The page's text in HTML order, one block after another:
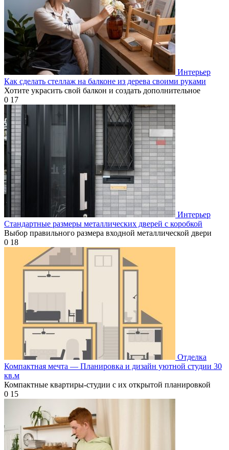
Интерьер
Как сделать стеллаж на балконе из дерева своими руками
Хотите украсить свой балкон и создать дополнительное
0 17
Интерьер
Стандартные размеры металлических дверей с коробкой
Выбор правильного размера входной металлической двери
0 18
Отделка
Компактная мечта — Планировка и дизайн уютной студии 30
кв.м
Компактные квартиры-студии с их открытой планировкой
0 15